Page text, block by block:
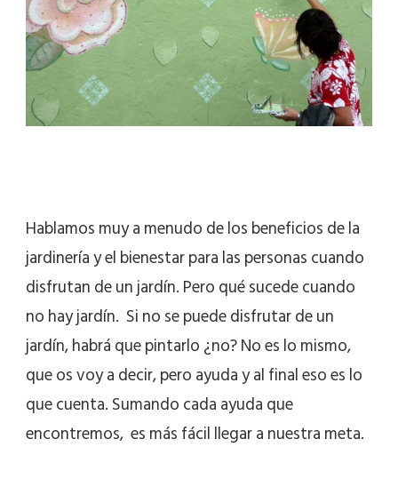
Hablamos muy a menudo de los beneficios de la
jardinería y el bienestar para las personas cuando
disfrutan de un jardín. Pero qué sucede cuando
no hay jardín. Si no se puede disfrutar de un
jardín, habrá que pintarlo ¿no? No es lo mismo,
que os voy a decir, pero ayuda y al final eso es lo
que cuenta. Sumando cada ayuda que
encontremos, es más fácil llegar a nuestra meta.